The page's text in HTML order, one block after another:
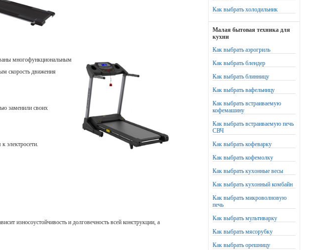
многофункциональным
скорость движения
заменили своих
электросети.
износоустойчивость и долговечность всей конструкции, а
Как выбрать холодильник
Малая бытовая техника для
кухни
Как выбрать аэрогриль
Как выбрать блендер
Как выбрать блинницу
Как выбрать вафельницу
Как выбрать встраиваемую
кофемашину
Как выбрать встраиваемую печь
СВЧ
Как выбрать кофеварку
Как выбрать кофемолку
Как выбрать кухонные весы
Как выбрать кухонный комбайн
Как выбрать микроволновую
печь
Как выбрать мультиварку
Как выбрать мясорубку
Как выбрать орешницу